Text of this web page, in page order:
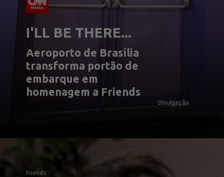
I'LL BE THERE...
Divulgação
Aeroporto de Brasília
transforma portão de
embarque em
homenagem a Friends
Friends